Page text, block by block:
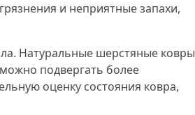
и неприятные запахи,
Натуральные шерстяные ковры
подвергать более
оценку состояния ковра,